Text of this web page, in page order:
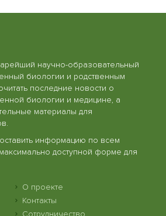
научно-образовательный
биологии и родственным
последние новости о
биологии и медицине, а
материалы для
информацию по всем
доступной форме для
О проекте
Контакты
Сотрудничество